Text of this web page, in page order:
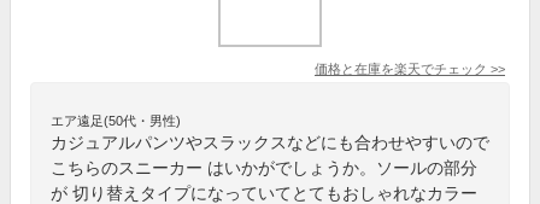
価格と在庫を楽天でチェック >>
エア遠足(50代・男性)
カジュアルパンツやスラックスなどにも合わせやすいので
こちらのスニーカー はいかがでしょうか。ソールの部分
が 切り替えタイプになっていてとてもおしゃれなカラー